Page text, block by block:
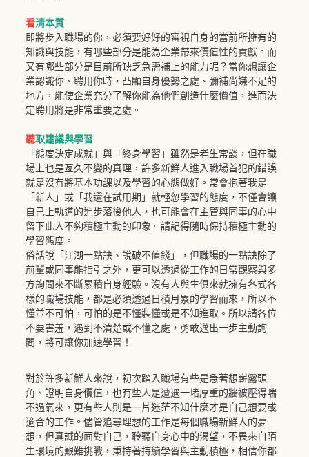
看清本質
即將步入職場的你，必須要好好的審視自身的當前所擁有的
知識與技能，有哪些部分是能為企業帶來價值性的貢獻。而
又有哪些部分是目前所缺乏急需補上的能力呢？當你想讓企
業認識你、聘用你時，凸顯自身優勢之處、彌補尚嫌不足的
地方，能使企業充分了解你能為他們創造什麼價值，進而決
定聘用將是非常重要之處。
聽取建議與學習
「態度決定成就」與「終身學習」雖然是老生常談，但在職
場上也是亙久不變的真理，許多新鮮人進入職場首犯的錯誤
就是沒有將基本功課以及學習的心態做好。常會抱著我是
「新人」或「我還在試用期」就輕忽學習的態度，不僅會讓
自己上軌道的進步落後他人，也可能會在主管與同事的心中
留下此人不夠積極主動的印象。請記得隨時保持積極主動的
學習態度。
俗話說「江湖一點訣、說破不值錢」，但職場的一點訣除了
前輩或同事能指引之外，更可以透過從工作的日常觀察與多
方詢問來不斷累積自身經驗。沒有人與生俱來就擁有各式各
樣的職場技能，都是必須透過日積月累的學習而來，所以不
懂並不可怕，可怕的是不懂裝懂或是不知進取。所以請各位
不要害羞，遇到不清楚或不懂之處，勇敢邁出一步主動詢
問，將可讓你加速學習！
對於許多新鮮人來說，初次踏入職場有些是急著想嶄露頭
角、證明自身價值，也有些人是遭遇一堵厚重的牆被壓得喘
不過氣來，更有些人則是一片迷茫不知什麼才是自己想要或
適合的工作。儘管追尋理想的工作是每個職場新鮮人的夢
想，但真誠的面對自己，聆聽自身心中的渴望，不畏來自陌
生環境的艱難挑戰，秉持著持續學習與主動積極，相信你都